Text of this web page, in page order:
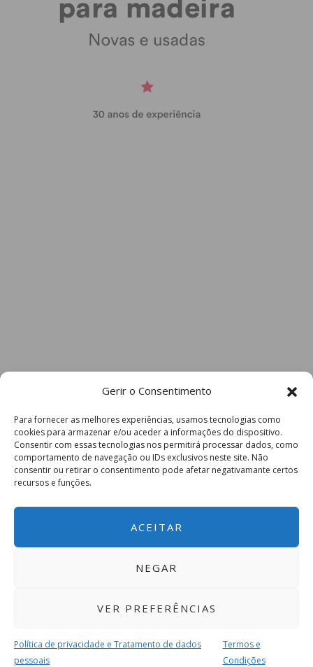
Gerir o Consentimento
Para fornecer as melhores experiências, usamos tecnologias como
cookies para armazenar e/ou aceder a informações do dispositivo.
Consentir com essas tecnologias nos permitirá processar dados, como
comportamento de navegação ou IDs exclusivos neste site. Não
consentir ou retirar o consentimento pode afetar negativamante certos
recursos e funções.
ACEITAR
NEGAR
VER PREFERÊNCIAS
Política de privacidade e Tratamento de dados
pessoais
Termos e
Condições